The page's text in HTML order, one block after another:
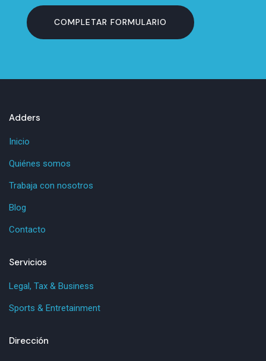
COMPLETAR FORMULARIO
Adders
Inicio
Quiénes somos
Trabaja con nosotros
Blog
Contacto
Servicios
Legal, Tax & Business
Sports & Entretainment
Dirección